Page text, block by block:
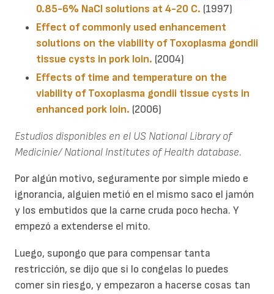
0.85-6% NaCl solutions at 4-20 C. (1997)
Effect of commonly used enhancement
solutions on the viability of Toxoplasma gondii
tissue cysts in pork loin. (2004)
Effects of time and temperature on the
viability of Toxoplasma gondii tissue cysts in
enhanced pork loin. (2006)
Estudios disponibles en el US National Library of
Medicinie/ National Institutes of Health database.
Por algún motivo, seguramente por simple miedo e
ignorancia, alguien metió en el mismo saco el jamón
y los embutidos que la carne cruda poco hecha. Y
empezó a extenderse el mito.
Luego, supongo que para compensar tanta
restricción, se dijo que si lo congelas lo puedes
comer sin riesgo, y empezaron a hacerse cosas tan